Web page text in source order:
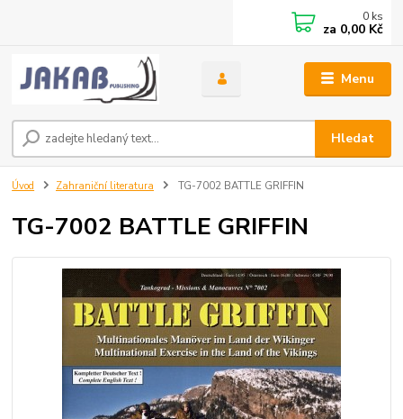
Menu
Hledat
0 ks
za 0,00 Kč
Úvod Zahraniční literatura TG-7002 BATTLE GRIFFIN
TG-7002 BATTLE GRIFFIN